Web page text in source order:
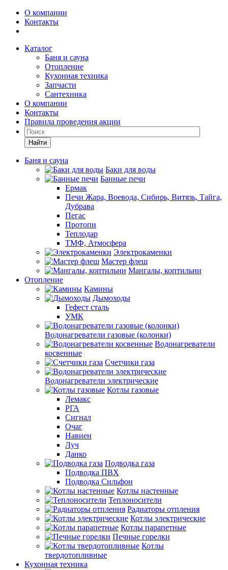
О компании
Контакты
Каталог
Баня и сауна
Отопление
Кухонная техника
Запчасти
Сантехника
О компании
Контакты
Правила проведения акции
Найти
Баня и сауна
Баки для воды
Банные печи
Ермак
Печи Жара, Воевода, Сибирь, Витязь, Тайга,
Дубрава
Пегас
Протопи
Теплодар
ТМФ, Атмосфера
Электрокаменки
Мастер флеш
Мангалы, коптильни
Отопление
Камины
Дымоходы
Гефест сталь
УМК
Водонагреватели газовые (колонки)
Водонагреватели
косвенные
Счетчики газа
Водонагреватели электрические
Котлы газовые
Лемакс
РГА
Сигнал
Очаг
Навиен
Луч
Данко
Подводка газа
Подводка ПВХ
Подводка Сильфон
Котлы настенные
Теплоносители
Радиаторы отпления
Котлы электрические
Котлы парапетные
Печные горелки
Котлы
твердотопливные
Кухонная техника